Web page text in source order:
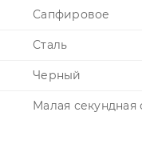
Сапфировое
Сталь
Черный
Малая секундная